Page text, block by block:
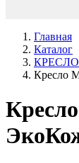
Главная
Каталог
Кресло